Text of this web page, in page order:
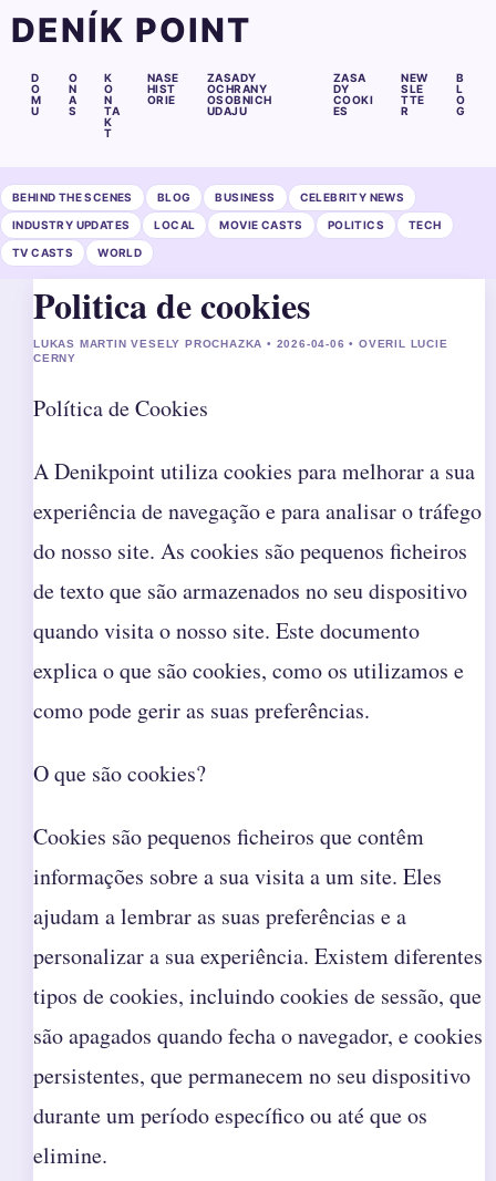
DENÍK POINT
D
O
M
U
O
N
A
S
K
O
N
TA
K
T
NASE
HIST
ORIE
ZASADY
OCHRANY
OSOBNICH
UDAJU
ZASA
DY
COOKI
ES
NEW
SLE
TTE
R
B
L
O
G
BEHIND THE SCENES BLOG BUSINESS CELEBRITY NEWS
INDUSTRY UPDATES LOCAL MOVIE CASTS POLITICS TECH
TV CASTS WORLD
Politica de cookies
LUKAS MARTIN VESELY PROCHAZKA • 2026-04-06 • OVERIL LUCIE
CERNY
Política de Cookies
A Denikpoint utiliza cookies para melhorar a sua
experiência de navegação e para analisar o tráfego
do nosso site. As cookies são pequenos ficheiros
de texto que são armazenados no seu dispositivo
quando visita o nosso site. Este documento
explica o que são cookies, como os utilizamos e
como pode gerir as suas preferências.
O que são cookies?
Cookies são pequenos ficheiros que contêm
informações sobre a sua visita a um site. Eles
ajudam a lembrar as suas preferências e a
personalizar a sua experiência. Existem diferentes
tipos de cookies, incluindo cookies de sessão, que
são apagados quando fecha o navegador, e cookies
persistentes, que permanecem no seu dispositivo
durante um período específico ou até que os
elimine.